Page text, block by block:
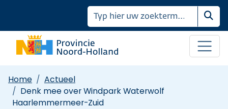
Home
Actueel
Denk mee over Windpark Waterwolf
Haarlemmermeer-Zuid